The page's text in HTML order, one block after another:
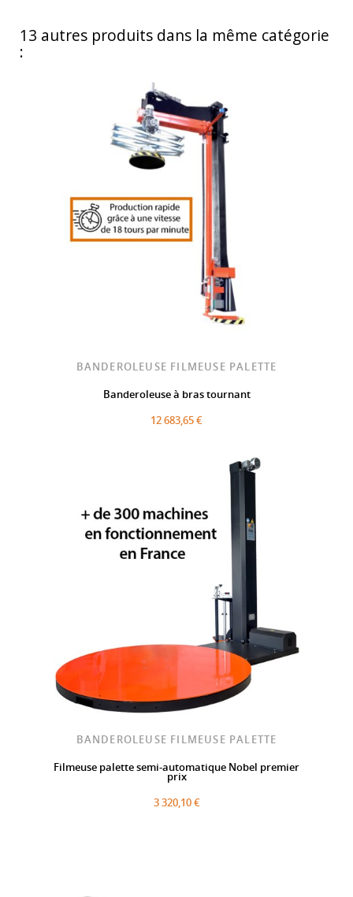
13 autres produits dans la même catégorie
:
BANDEROLEUSE FILMEUSE PALETTE
Banderoleuse à bras tournant
12 683,65 €
BANDEROLEUSE FILMEUSE PALETTE
Filmeuse palette semi-automatique Nobel premier
prix
3 320,10 €